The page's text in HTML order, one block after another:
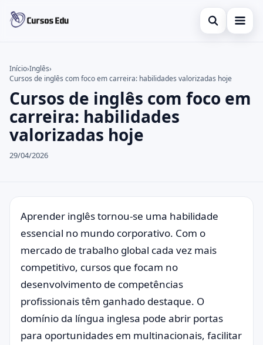
Abrir busca
Inglês
espanhol
Buscar no site
Buscar por:
Pressione Enter para buscar ou ESC para fechar.
Início›Inglês›
Cursos de inglês com foco em carreira: habilidades valorizadas hoje
Cursos de inglês com foco em
carreira: habilidades
valorizadas hoje
29/04/2026
Aprender inglês tornou-se uma habilidade
essencial no mundo corporativo. Com o
mercado de trabalho global cada vez mais
competitivo, cursos que focam no
desenvolvimento de competências
profissionais têm ganhado destaque. O
domínio da língua inglesa pode abrir portas
para oportunidades em multinacionais, facilitar